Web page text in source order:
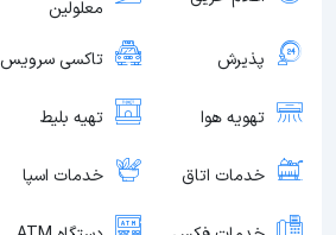
معلولین
پذیرش تاکسی سرویس
تهویه هوا تهیه بلیط
خدمات اتاق خدمات اسپا